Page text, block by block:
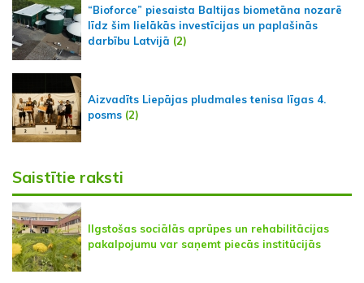
“Bioforce” piesaista Baltijas biometāna nozarē
līdz šim lielākās investīcijas un paplašinās
darbību Latvijā (2)
Aizvadīts Liepājas pludmales tenisa līgas 4.
posms (2)
Saistītie raksti
Ilgstošas sociālās aprūpes un rehabilitācijas
pakalpojumu var saņemt piecās institūcijās